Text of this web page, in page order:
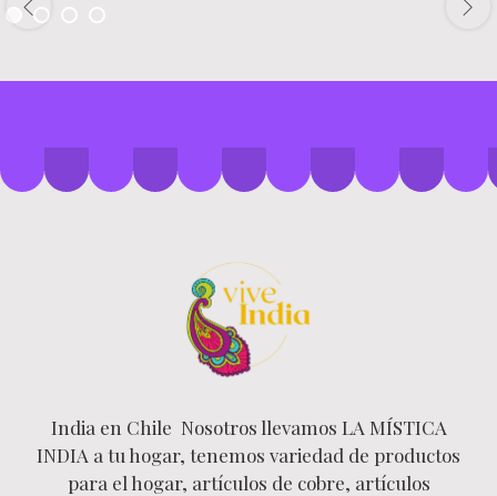
India en Chile Nosotros llevamos LA MÍSTICA
INDIA a tu hogar, tenemos variedad de productos
para el hogar, artículos de cobre, artículos